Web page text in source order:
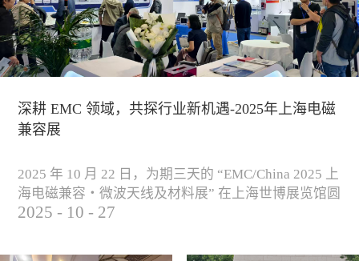
深耕 EMC 领域，共探行业新机遇-2025年上海电磁
兼容展
2025 年 10 月 22 日，为期三天的 “EMC/China 2025 上
海电磁兼容・微波天线及材料展” 在上海世博展览馆圆
满落下帷幕。作为电磁兼容领域的行业盛会，本届展
2025 - 10 - 27